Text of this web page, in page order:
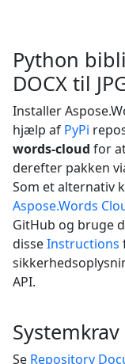
Python
DOCX til
Installer
hjælp af PyPi
words-cloud for
derefter pakken
Som et alternativ
Aspose.Words
GitHub og bruge
disseInstructions
API.
Systemkrav
Se Repository